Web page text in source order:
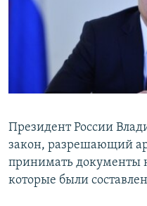
ПОБЕДИТЕЛЕЙ НЕ СУДЯТ?
КРЫМ.НЕПОКОРЕННЫЙ
УКРАИНСКАЯ ПРОБЛЕМА
ПРИСОЕДИНЯЙТЕСЬ!
Президент России
закон, разрешающий
принимать документы
которые были